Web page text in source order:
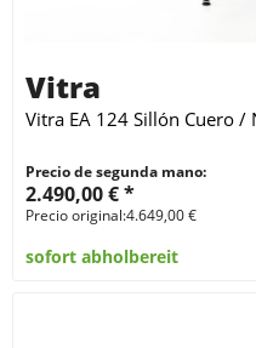
Vitra
Vitra EA 124 Sillón Cuero /
Precio de segunda mano:
2.490,00 € *
Precio original:4.649,00 €
sofort abholbereit